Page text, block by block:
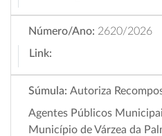
Número/Ano: 2620/2026
Link:
Súmula: Autoriza
Agentes Públicos
Município de Várzea da